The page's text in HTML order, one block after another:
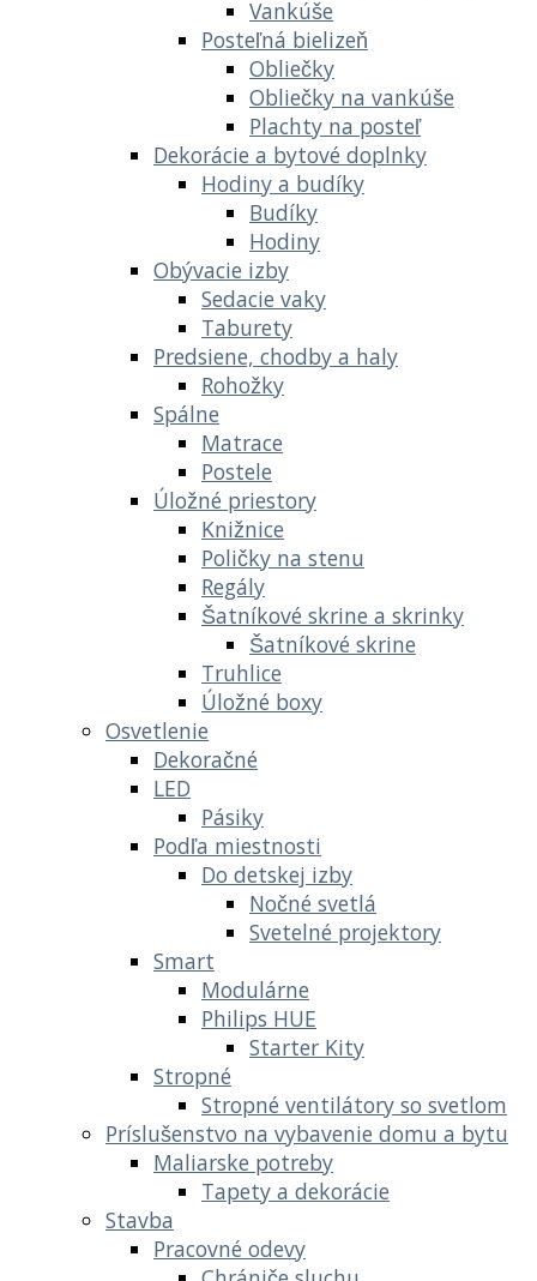
Vankúše
Posteľná bielizeň
Obliečky
Obliečky na vankúše
Plachty na posteľ
Dekorácie a bytové doplnky
Hodiny a budíky
Budíky
Hodiny
Obývacie izby
Sedacie vaky
Taburety
Predsiene, chodby a haly
Rohožky
Spálne
Matrace
Postele
Úložné priestory
Knižnice
Poličky na stenu
Regály
Šatníkové skrine a skrinky
Šatníkové skrine
Truhlice
Úložné boxy
Osvetlenie
Dekoračné
LED
Pásiky
Podľa miestnosti
Do detskej izby
Nočné svetlá
Svetelné projektory
Smart
Modulárne
Philips HUE
Starter Kity
Stropné
Stropné ventilátory so svetlom
Príslušenstvo na vybavenie domu a bytu
Maliarske potreby
Tapety a dekorácie
Stavba
Pracovné odevy